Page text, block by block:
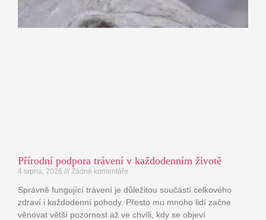
Přírodní podpora trávení v každodenním životě
4 srpna, 2026 Žádné komentáře
Správně fungující trávení je důležitou součástí celkového
zdraví i každodenní pohody. Přesto mu mnoho lidí začne
věnovat větší pozornost až ve chvíli, kdy se objeví